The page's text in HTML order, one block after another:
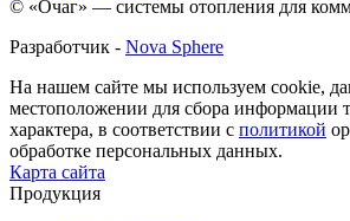
© «Очаг» — системы отопления для
Разработчик - Nova Sphere
На нашем сайте мы используем cookie,
местоположении для сбора информации
характера, в соответствии с политикой
обработке персональных данных.
Карта сайта
Продукция